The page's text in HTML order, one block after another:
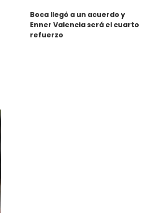
Boca llegó a un acuerdo y
Enner Valencia será el cuarto
refuerzo